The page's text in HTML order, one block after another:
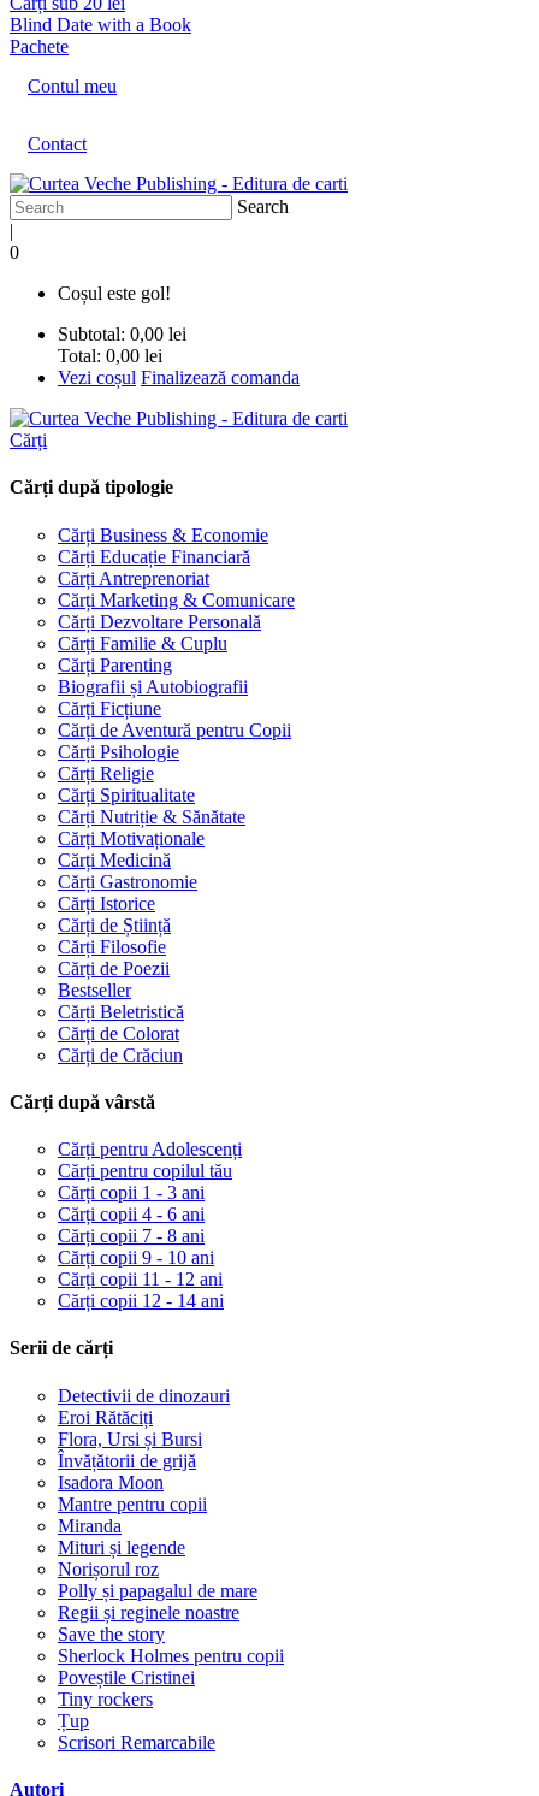
Blind Date with a Book
Pachete
Contul meu
Contact
Search
|
0
Coșul este gol!
Subtotal: 0,00 lei
Total: 0,00 lei
Vezi coșul Finalizează comanda
Cărți
Cărți după tipologie
Cărți Business & Economie
Cărți Educație Financiară
Cărți Antreprenoriat
Cărți Marketing & Comunicare
Cărți Dezvoltare Personală
Cărți Familie & Cuplu
Cărți Parenting
Biografii și Autobiografii
Cărți Ficțiune
Cărți de Aventură pentru Copii
Cărți Psihologie
Cărți Religie
Cărți Spiritualitate
Cărți Nutriție & Sănătate
Cărți Motivaționale
Cărți Medicină
Cărți Gastronomie
Cărți Istorice
Cărți de Știință
Cărți Filosofie
Cărți de Poezii
Bestseller
Cărți Beletristică
Cărți de Colorat
Cărți de Crăciun
Cărți după vârstă
Cărți pentru Adolescenți
Cărți pentru copilul tău
Cărți copii 1 - 3 ani
Cărți copii 4 - 6 ani
Cărți copii 7 - 8 ani
Cărți copii 9 - 10 ani
Cărți copii 11 - 12 ani
Cărți copii 12 - 14 ani
Serii de cărți
Detectivii de dinozauri
Eroi Rătăciți
Flora, Ursi și Bursi
Învățătorii de grijă
Isadora Moon
Mantre pentru copii
Miranda
Mituri și legende
Norișorul roz
Polly și papagalul de mare
Regii și reginele noastre
Save the story
Sherlock Holmes pentru copii
Poveștile Cristinei
Tiny rockers
Țup
Scrisori Remarcabile
Autori